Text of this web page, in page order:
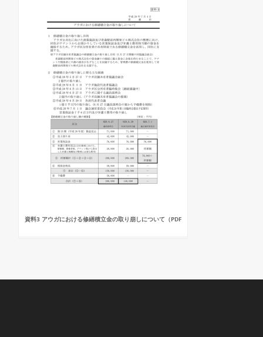
資料3 アウガにおける修繕積立金の取り崩しについて（PDF